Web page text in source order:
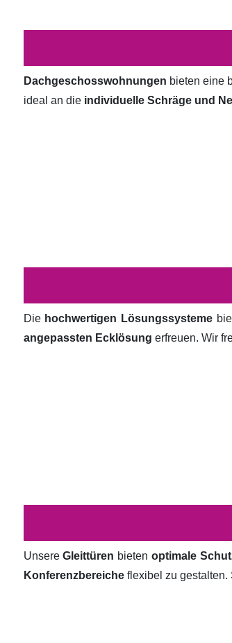
Dachgeschosswohnungen bieten eine
ideal an die individuelle Schräge und
Die hochwertigen Lösungssysteme
angepassten Ecklösung erfreuen. Wir
UnsereGleittüren bietenoptimale
Konferenzbereiche flexibel zu gestalten.